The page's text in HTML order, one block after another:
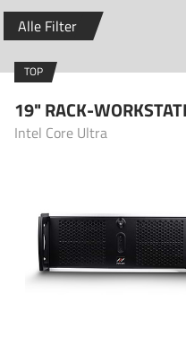
Alle Filter
TOP
19" RACK-
Intel Core Ultra